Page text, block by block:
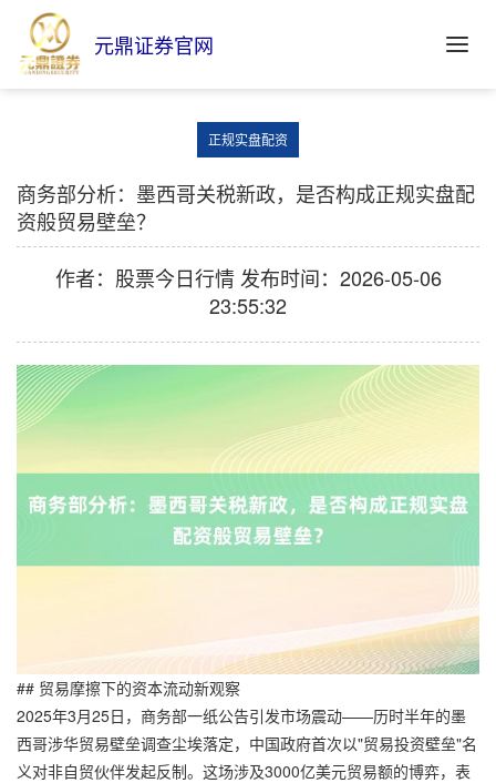
元鼎证券官网
正规实盘配资
商务部分析：墨西哥关税新政，是否构成正规实盘配
资般贸易壁垒？
作者：股票今日行情 发布时间：2026-05-06
23:55:32
## 贸易摩擦下的资本流动新观察
2025年3月25日，商务部一纸公告引发市场震动——历时半年的墨
西哥涉华贸易壁垒调查尘埃落定，中国政府首次以"贸易投资壁垒"名
义对非自贸伙伴发起反制。这场涉及3000亿美元贸易额的博弈，表